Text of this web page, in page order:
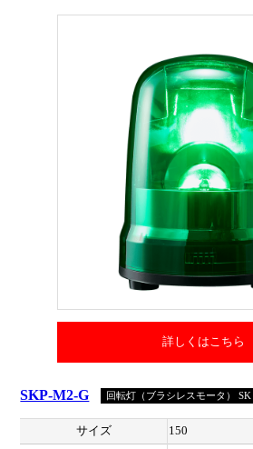
詳しくはこちら
SKP-M2-G 回転灯（ブラシレスモータ） SK
サイズ
150